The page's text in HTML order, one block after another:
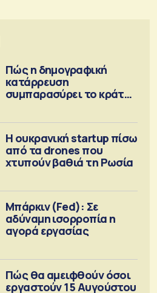
Πώς η δημογραφική
κατάρρευση
συμπαρασύρει το κράτος
Η ουκρανική startup πίσω
από τα drones που
χτυπούν βαθιά τη Ρωσία
Μπάρκιν (Fed): Σε
αδύναμη ισορροπία η
αγορά εργασίας
Πώς θα αμειφθούν όσοι
εργαστούν 15 Αυγούστου